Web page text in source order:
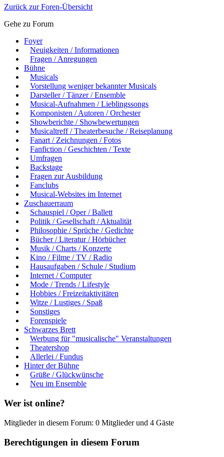
Zurück zur Foren-Übersicht
Gehe zu Forum
Foyer
Neuigkeiten / Informationen
Fragen / Anregungen
Bühne
Musicals
Vorstellung weniger bekannter Musicals
Darsteller / Tänzer / Ensemble
Musical-Aufnahmen / Lieblingssongs
Komponisten / Autoren / Orchester
Showberichte / Showbewertungen
Musicaltreff / Theaterbesuche / Reiseplanung
Fanart / Zeichnungen / Fotos
Fanfiction / Geschichten / Texte
Umfragen
Backstage
Fragen zur Ausbildung
Fanclubs
Musical-Websites im Internet
Zuschauerraum
Schauspiel / Oper / Ballett
Politik / Gesellschaft / Aktualität
Philosophie / Sprüche / Gedichte
Bücher / Literatur / Hörbücher
Musik / Charts / Konzerte
Kino / Filme / TV / Radio
Hausaufgaben / Schule / Studium
Internet / Computer
Mode / Trends / Lifestyle
Hobbies / Freizeitaktivitäten
Witze / Lustiges / Spaß
Sonstiges
Forenspiele
Schwarzes Brett
Werbung für "musicalische" Veranstaltungen
Theatershop
Allerlei / Fundus
Hinter der Bühne
Grüße / Glückwünsche
Neu im Ensemble
Wer ist online?
Mitglieder in diesem Forum: 0 Mitglieder und 4 Gäste
Berechtigungen in diesem Forum